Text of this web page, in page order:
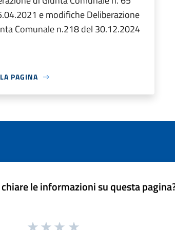
e modifiche Deliberazione
Comunale n.218 del 30.12.2024
PAGINA
le informazioni su questa